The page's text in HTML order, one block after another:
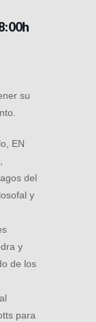
su
EN
del
y
y
de los
para